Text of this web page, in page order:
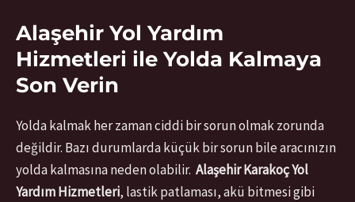
Alaşehir Yol Yardım
Hizmetleri ile Yolda Kalmaya
Son Verin
Yolda kalmak her zaman ciddi bir sorun olmak zorunda
değildir. Bazı durumlarda küçük bir sorun bile aracınızın
yolda kalmasına neden olabilir. Alaşehir Karakoç Yol
Yardım Hizmetleri, lastik patlaması, akü bitmesi gibi